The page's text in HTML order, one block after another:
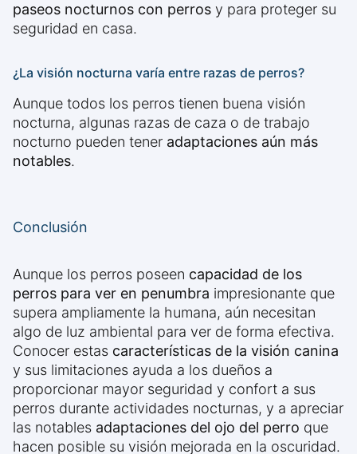
paseos nocturnos con perros y para proteger su
seguridad en casa.
¿La visión nocturna varía entre razas de perros?
Aunque todos los perros tienen buena visión
nocturna, algunas razas de caza o de trabajo
nocturno pueden tener adaptaciones aún más
notables.
Conclusión
Aunque los perros poseen capacidad de los
perros para ver en penumbra impresionante que
supera ampliamente la humana, aún necesitan
algo de luz ambiental para ver de forma efectiva.
Conocer estas características de la visión canina
y sus limitaciones ayuda a los dueños a
proporcionar mayor seguridad y confort a sus
perros durante actividades nocturnas, y a apreciar
las notables adaptaciones del ojo del perro que
hacen posible su visión mejorada en la oscuridad.